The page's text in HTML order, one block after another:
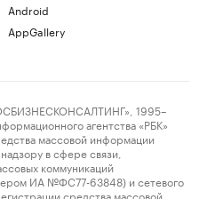
Android
AppGallery
1995–
агентства «РБК»
массовой информации
в сфере связи,
коммуникаций
ИА №ФС77-63848) и сетевого
средства массовой